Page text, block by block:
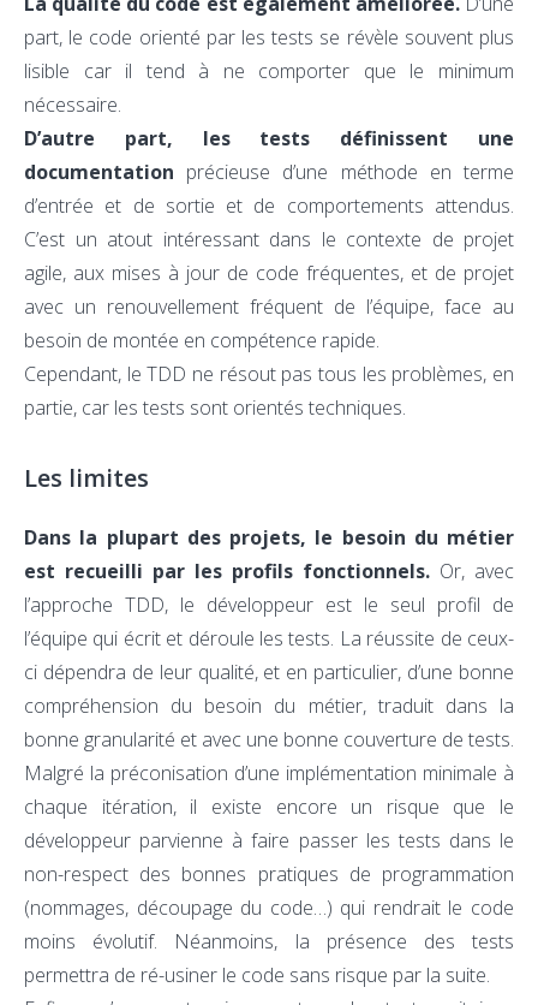
part, le code orienté par les tests se révèle souvent plus
lisible car il tend à ne comporter que le minimum
nécessaire.
D’autre part, les tests définissent une
documentation précieuse d’une méthode en terme
d’entrée et de sortie et de comportements attendus.
C’est un atout intéressant dans le contexte de projet
agile, aux mises à jour de code fréquentes, et de projet
avec un renouvellement fréquent de l’équipe, face au
besoin de montée en compétence rapide.
Cependant, le TDD ne résout pas tous les problèmes, en
partie, car les tests sont orientés techniques.
Les limites
Dans la plupart des projets, le besoin du métier
est recueilli par les profils fonctionnels. Or, avec
l’approche TDD, le développeur est le seul profil de
l’équipe qui écrit et déroule les tests. La réussite de ceux-
ci dépendra de leur qualité, et en particulier, d’une bonne
compréhension du besoin du métier, traduit dans la
bonne granularité et avec une bonne couverture de tests.
Malgré la préconisation d’une implémentation minimale à
chaque itération, il existe encore un risque que le
développeur parvienne à faire passer les tests dans le
non-respect des bonnes pratiques de programmation
(nommages, découpage du code…) qui rendrait le code
moins évolutif. Néanmoins, la présence des tests
permettra de ré-usiner le code sans risque par la suite.